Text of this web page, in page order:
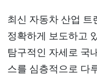
최신 자동차 산업
정확하게 보도하고
탐구적인 자세로 국
스를 심층적으로 다